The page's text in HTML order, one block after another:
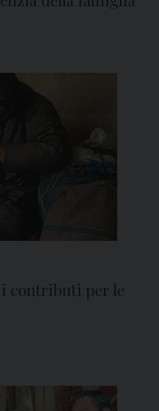
contributi per le